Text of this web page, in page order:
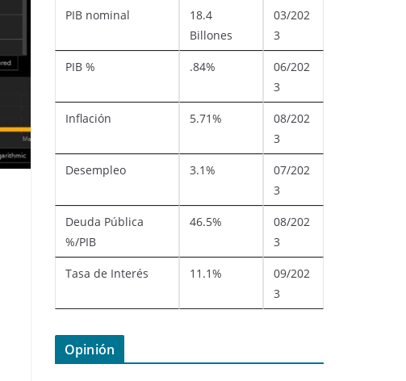
PIB nominal
18.4
Billones
03/202
3
PIB % .84%
06/202
3
Inflación 5.71%
08/202
3
Desempleo 3.1%
07/202
3
Deuda Pública
%/PIB
46.5%
08/202
3
Tasa de Interés 11.1%
09/202
3
Opinión